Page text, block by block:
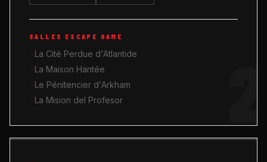
SALLES ESCAPE GAME
La Cité Perdue d'Atlantide
La Maison Hantée
Le Pénitencier d'Arkham
La Mision del Profesor